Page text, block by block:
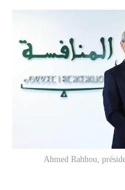
Ahmed Rahhou,